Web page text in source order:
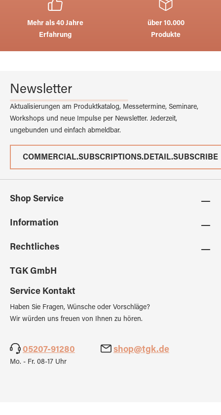
Mehr als 40 Jahre
Erfahrung
über 10.000
Produkte
Newsletter
Aktualisierungen am Produktkatalog, Messetermine, Seminare,
Workshops und neue Impulse per Newsletter. Jederzeit,
ungebunden und einfach abmeldbar.
COMMERCIAL.SUBSCRIPTIONS.DETAIL.SUBSCRIBE
Shop Service
Information
Rechtliches
TGK GmbH
Service Kontakt
Haben Sie Fragen, Wünsche oder Vorschläge?
Wir würden uns freuen von Ihnen zu hören.
05207-91280 shop@tgk.de
Mo. - Fr. 08-17 Uhr